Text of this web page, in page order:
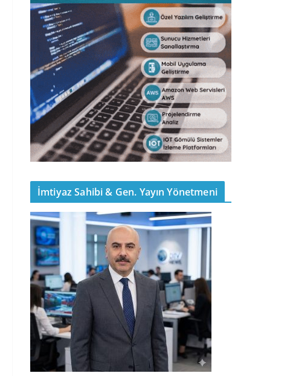
İmtiyaz Sahibi & Gen. Yayın Yönetmeni